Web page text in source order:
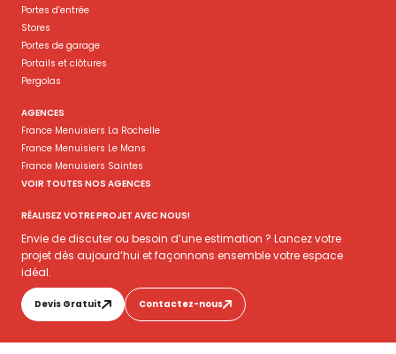
Portes d’entrée
Stores
Portes de garage
Portails et clôtures
Pergolas
AGENCES
France Menuisiers La Rochelle
France Menuisiers Le Mans
France Menuisiers Saintes
VOIR TOUTES NOS AGENCES
RÉALISEZ VOTRE PROJET AVEC NOUS!
Envie de discuter ou besoin d’une estimation ? Lancez votre
projet dès aujourd’hui et façonnons ensemble votre espace
idéal.
Devis Gratuit Contactez-nous